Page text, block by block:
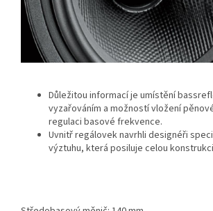
Důležitou informací je umístění
vyzařováním a možností vložení
regulaci basové frekvence.
Uvnitř regálovek navrhli designéři
výztuhu, která posiluje celou